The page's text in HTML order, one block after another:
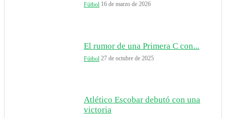
Fútbol 16 de marzo de 2026
El rumor de una Primera C con...
Fútbol 27 de octubre de 2025
Atlético Escobar debutó con una
victoria